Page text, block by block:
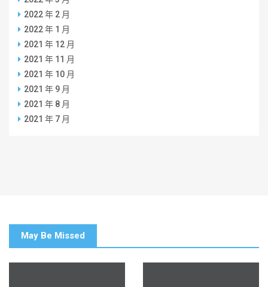
2022 年 2 月
2022 年 1 月
2021 年 12 月
2021 年 11 月
2021 年 10 月
2021 年 9 月
2021 年 8 月
2021 年 7 月
May Be Missed